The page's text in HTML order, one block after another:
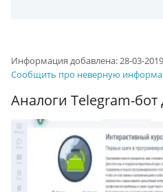
Информация добавлена:28-03-
Сообщить про неверную
Аналоги Telegram-бот